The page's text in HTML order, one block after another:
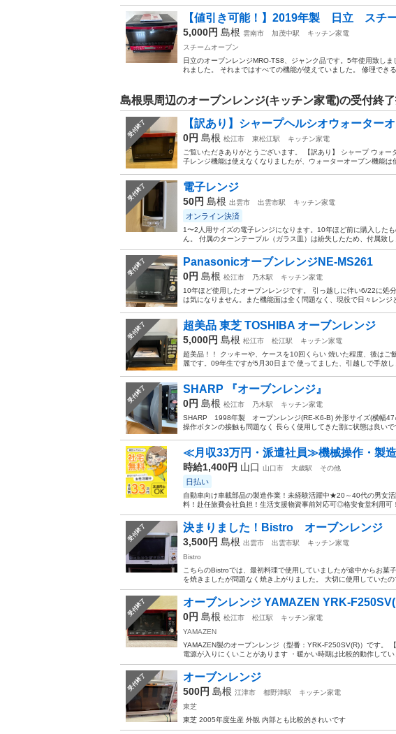
【値引き可能！】2019年製 日立 スチ
5,000円 島根 雲南市 加茂中駅
キッチン家電
スチームオーブン
日立のオーブンレンジMRO-TS8、ジャンク品です。5年使用致し
れました。 それまではすべての機能が使えていました。 修理でき
島根県周辺のオーブンレンジ(キッチン家電)の受付終
受付終了 【訳あり】シャープヘルシオウォーター
0円 島根 松江市 東松江駅
キッチン家電
ご覧いただきありがとうございます。 【訳あり】 シャープ ウ
子レンジ機能は使えなくなりましたが、ウォーターオーブン機能は
受付終了 電子レンジ
50円 島根 出雲市 出雲市駅 キッチン家電
オンライン決済
1〜2人用サイズの電子レンジになります。10年ほど前に購入した
ん。 付属のターンテーブル（ガラス皿）は紛失したため、付属致
受付終了 PanasonicオーブンレンジNE-MS261
0円 島根 松江市 乃木駅
キッチン家電
10年ほど使用したオーブンレンジです。 引っ越しに伴い6/22に処
は気になりません。また機能面は全く問題なく、現役で日々レンジ
受付終了 超美品 東芝 TOSHIBA オーブンレンジ
5,000円 島根 松江市 松江駅
キッチン家電
超美品！！ クッキーや、ケースを10回くらい 焼いた程度、後は
麗です。09年生ですが5月30日まで 使ってました、引越しで手放
受付終了 SHARP 『オーブンレンジ』
0円 島根 松江市 乃木駅
キッチン家電
SHARP 1998年製 オーブンレンジ(RE-K6-B) 外形サイズ(横幅47
操作ボタンの接触も問題なく 長らく使用してきた割に状態は良いで
≪月収33万円・派遣社員≫機械操作・製
時給1,400円 山口 山口市 大歳駅 その他
日払い
自動車向け車載部品の製造作業！未経験活躍中★20～40代の男女
料！赴任旅費会社負担！生活支援物資事前対応可◎格安食堂利用可
受付終了 決まりました！Bistro オーブンレンジ
3,500円 島根 出雲市 出雲市駅
キッチン家電
Bistro
こちらのBistroでは、最初料理で使用していましたが途中からお菓
を焼きましたが問題なく焼き上がりました。 大切に使用していた
受付終了 オーブンレンジ YAMAZEN YRK-
0円 島根 松江市 松江駅
キッチン家電
YAMAZEN
YAMAZEN製のオーブンレンジ（型番：YRK-F250SV(R)）です。
電源が入りにくいことがあります ・暖かい時期は比較的動作してい
受付終了 オーブンレンジ
500円 島根 江津市 都野津駅
キッチン家電
東芝
東芝 2005年度生産 外観 内部とも比較的きれいです